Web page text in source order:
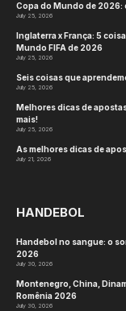
Copa do Mundo de 2026:
July 25, 2026
Inglaterra x França: 5
Mundo FIFA de 2026
July 25, 2026
Seis coisas que
July 25, 2026
Melhores dicas de
mais!
July 25, 2026
As melhores dicas de
July 21, 2026
HANDEBOL
Handebol no sangue: o
2026
July 30, 2026
Montenegro, China,
Romênia 2026
July 30, 2026